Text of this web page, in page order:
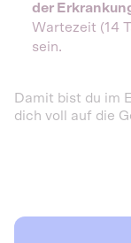
der
Wartezeit (14
sein.
Damit bist du im
dich voll auf die